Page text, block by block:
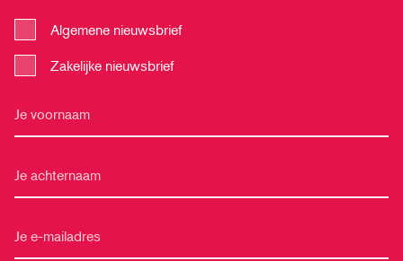
Algemene nieuwsbrief
Zakelijke nieuwsbrief